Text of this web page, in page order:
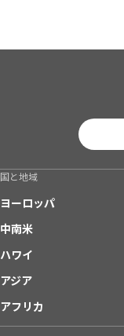
国と地域
ヨーロッパ
中南米
ハワイ
アジア
アフリカ